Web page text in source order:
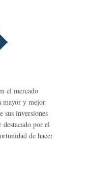
el mercado
mayor y mejor
sus inversiones
por el
de hacer